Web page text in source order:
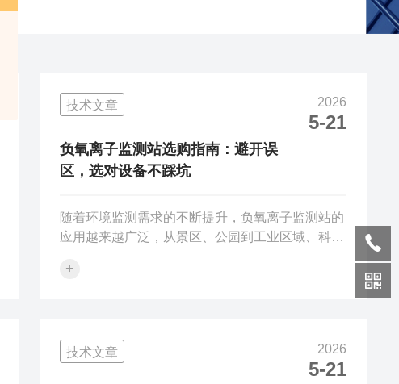
技术文章 2026
5-21
负氧离子监测站选购指南：避开误
区，选对设备不踩坑
随着环境监测需求的不断提升，负氧离子监测站的
应用越来越广泛，从景区、公园到工业区域、科研
但市面上的负氧离子监测站五花八门，参数参差不
氧离子监测站的核心参数和实际应用场景，为大家
整理一份详细的选购指南，帮助大家避开误区，选
+
技术文章 2026
5-21